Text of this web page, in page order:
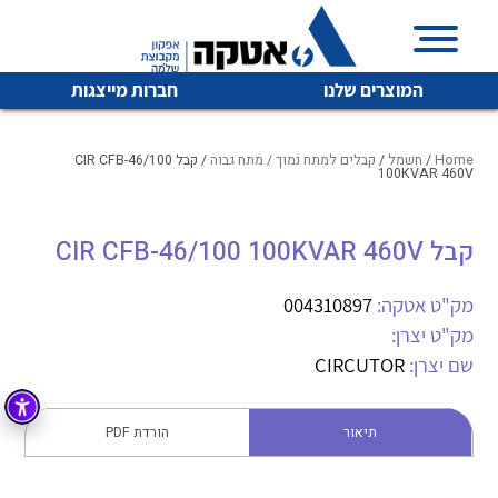
המוצרים שלנו חברות מייצגות
איכות | שרות | זמינות
והפצה של מוצרי
מיתוג, בקרה , ואינסטלציה חשמלית ופעילה ב7 תחומים:
חשמל מיתוג ואינסטלציה חשמלית
בקרה
זיווד
לכל מוצרי היצרן לכל מוצרי היצרן
לכל מוצרי היצרן לכל מוצרי היצרן
Home
/ חשמל / קבלים למתח נמוך / מתח גבוה / קבל CIR CFB-46/100
100KVAR 460V
קבל CIR CFB-46/100 100KVAR 460V
מק"ט אטקה: 004310897
מק"ט יצרן:
שם יצרן: CIRCUTOR
תיאור הורדת PDF